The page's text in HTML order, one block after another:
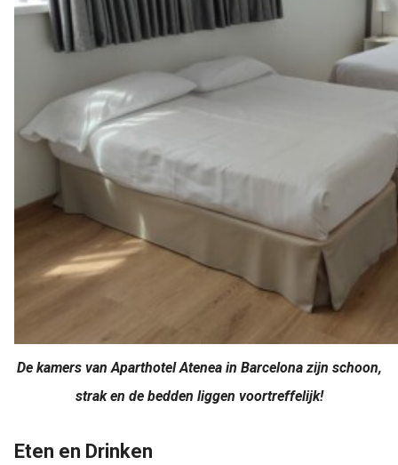
De kamers van Aparthotel Atenea in Barcelona zijn schoon,
strak en de bedden liggen voortreffelijk!
Eten en Drinken